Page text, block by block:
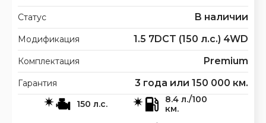
150 л.с.
8.4 л./100
км.
Статус В наличии
Модификация 1.5 7DCT (150 л.с.) 4WD
Комплектация Premium
Гарантия 3 года или 150 000 км.